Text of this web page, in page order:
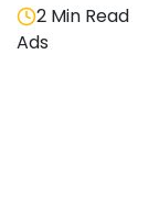
2 Min Read
Ads